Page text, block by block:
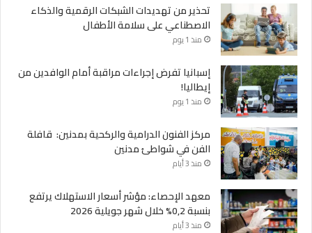
تحذير من تهديدات الشبكات الرقمية والذكاء
الاصطناعي على سلامة الأطفال
منذ 1 يوم
إسبانيا تفرض إجراءات مراقبة أمام الوافدين من
إيطاليا!
منذ 1 يوم
مركز الفنون الدرامية والركحية بمدنين: قافلة
الفن في شواطئ مدنين
منذ 3 أيام
معهد الإحصاء: مؤشر أسعار الاستهلاك يرتفع
بنسبة 0,2% خلال شهر جويلية 2026
منذ 3 أيام